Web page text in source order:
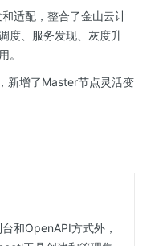
适配，整合了金山云计
度、服务发现、灰度升
。
新增了Master节点灵活变
和OpenAPI方式外，